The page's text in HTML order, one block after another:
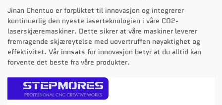
Jinan Chentuo er forpliktet til innovasjon og integrerer
kontinuerlig den nyeste laserteknologien i våre CO2-
laserskjæremaskiner. Dette sikrer at våre maskiner leverer
fremragende skjæreytelse med uovertruffen nøyaktighet og
effektivitet. Vår innsats for innovasjon betyr at du alltid kan
forvente det beste fra våre produkter.